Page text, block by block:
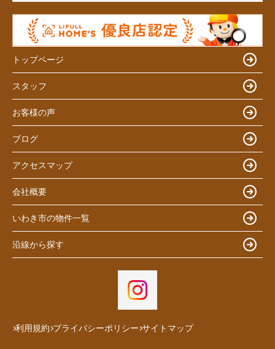
トップページ
スタッフ
お客様の声
ブログ
アクセスマップ
会社概要
いわき市の物件一覧
沿線から探す
利用規約 プライバシーポリシー サイトマップ